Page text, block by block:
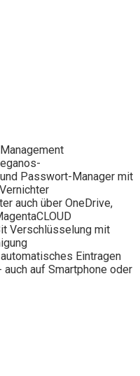
Passwort-Manager mit
auch über OneDrive,
Verschlüsselung mit
Eintragen
auf Smartphone oder